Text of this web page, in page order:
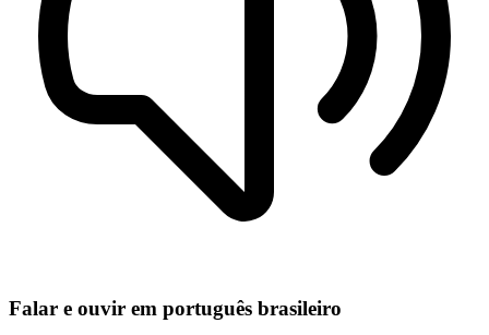
Falar e ouvir em português brasileiro